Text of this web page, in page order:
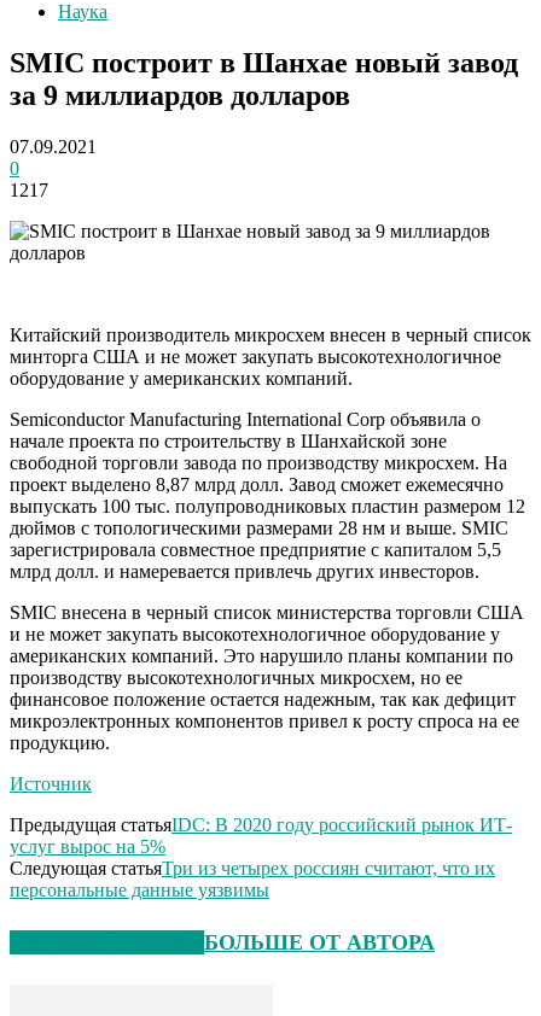
Наука
SMIC построит в Шанхае новый завод
за 9 миллиардов долларов
07.09.2021
0
1217
Китайский производитель микросхем внесен в черный список
минторга США и не может закупать высокотехнологичное
оборудование у американских компаний.
Semiconductor Manufacturing International Corp объявила о
начале проекта по строительству в Шанхайской зоне
свободной торговли завода по производству микросхем. На
проект выделено 8,87 млрд долл. Завод сможет ежемесячно
выпускать 100 тыс. полупроводниковых пластин размером 12
дюймов с топологическими размерами 28 нм и выше. SMIC
зарегистрировала совместное предприятие с капиталом 5,5
млрд долл. и намеревается привлечь других инвесторов.
SMIC внесена в черный список министерства торговли США
и не может закупать высокотехнологичное оборудование у
американских компаний. Это нарушило планы компании по
производству высокотехнологичных микросхем, но ее
финансовое положение остается надежным, так как дефицит
микроэлектронных компонентов привел к росту спроса на ее
продукцию.
Источник
Предыдущая статьяIDC: В 2020 году российский рынок ИТ-
услуг вырос на 5%
Следующая статьяТри из четырех россиян считают, что их
персональные данные уязвимы
БОЛЬШЕ ОТ АВТОРА